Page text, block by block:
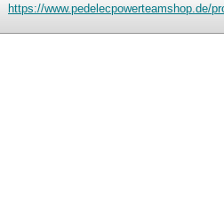
https://www.pedelecpowerteamshop.de/